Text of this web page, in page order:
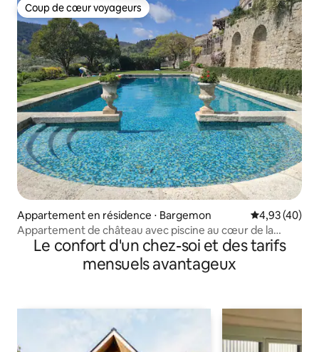
Coup de cœur voyageurs
Coup de cœur voyageurs
Appartement en résidence ⋅ Bargemon Évaluation
4,93 (40)
Appartement de château avec piscine au cœur de la
Provence
Le confort d'un chez-soi et des tarifs
mensuels avantageux